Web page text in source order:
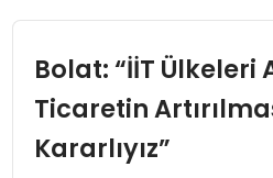
SPOR
Bolat: “İİT Ülkeleri
Ticaretin
Kararlıyız”